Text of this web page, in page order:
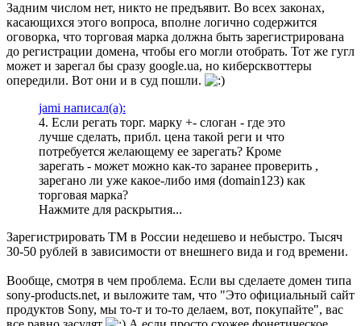
Задним числом нет, никто не предъявит. Во всех законах,
касающихся этого вопроса, вполне логично содержится
оговорка, что торговая марка должна быть зарегистрирована
до регистрации домена, чтобы его могли отобрать. Тот же гугл
может и зарегал бы сразу google.ua, но киберсквоттеры
опередили. Вот они и в суд пошли.
jami написал(а):
4. Если регать торг. марку +- слоган - где это
лучше сделать, прибл. цена такой реги и что
потребуется желающему ее зарегать? Кроме
зарегать - может можно как-то заранее проверить ,
зарегано ли уже какое-либо имя (domain123) как
торговая марка?
Нажмите для раскрытия...
Зарегистрировать ТМ в России недешево и небыстро. Тысяч
30-50 рублей в зависимости от внешнего вида и год времени.
Вообще, смотря в чем проблема. Если вы сделаете домен типа
sony-products.net, и выложите там, что "Это официальный сайт
продуктов Sony, мы то-т и то-то делаем, вот, покупайте", вас